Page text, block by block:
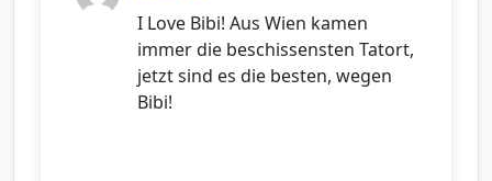
I Love Bibi! Aus Wien kamen
immer die beschissensten Tatort,
jetzt sind es die besten, wegen
Bibi!